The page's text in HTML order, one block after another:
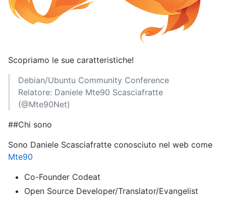
Scopriamo le sue caratteristiche!
Debian/Ubuntu Community Conference
Relatore: Daniele Mte90 Scasciafratte
(@Mte90Net)
##Chi sono
Sono Daniele Scasciafratte conosciuto nel web come
Mte90
Co-Founder Codeat
Open Source Developer/Translator/Evangelist